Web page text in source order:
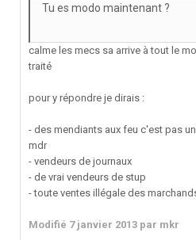
Tu es modo maintenant ?
calme les mecs sa arrive à tout le
traité
pour y répondre je dirais :
- des mendiants aux feu c'est pas
mdr
- vendeurs de journaux
- de vrai vendeurs de stup
- toute ventes illégale des
Modifié 7 janvier 2013 par mkr